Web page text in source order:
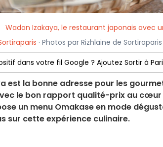
Wadon Izakaya, le restaurant japonais avec
· Photos par Rizhlaine de
dans votre fil Google ? Ajoutez Sortir à
est la bonne adresse pour les
le bon rapport qualité-prix au cœur
un menu Omakase en mode
sur cette expérience culinaire.